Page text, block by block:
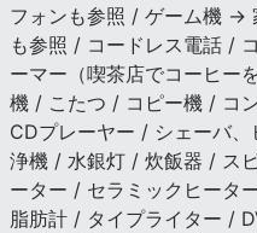
フォンも参照 / ゲーム機 →
も参照 / コードレス電話 /
ーマー（喫茶店でコーヒー
機 / こたつ / コピー機 / コ
CDプレーヤー / シェーバ
浄機 / 水銀灯 / 炊飯器 / ス
ーター / セラミックヒータ
脂肪計 / タイプライター /